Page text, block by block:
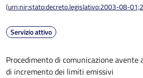
(urn:nir:stato:decreto.legislativo:2003-08-
Servizio attivo
Procedimento di comunicazione
di incremento dei limiti emissivi